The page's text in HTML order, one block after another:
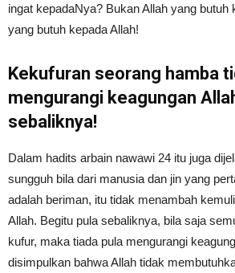
ingat kepadaNya? Bukan Allah yang butuh
yang butuh kepada Allah!
Kekufuran seorang hamba
mengurangi keagungan
sebaliknya!
Dalam hadits arbain nawawi 24 itu juga
sungguh bila dari manusia dan jin yang
adalah beriman, itu tidak menambah
Allah. Begitu pula sebaliknya, bila saja
kufur, maka tiada pula mengurangi
disimpulkan bahwa Allah tidak